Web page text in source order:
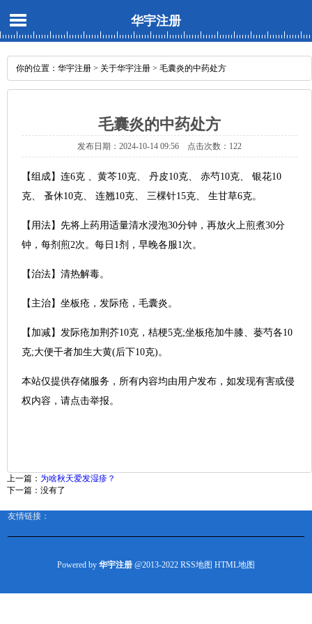
华宇注册
你的位置： 华宇注册 > 关于华宇注册 > 毛囊炎的中药处方
毛囊炎的中药处方
发布日期：2024-10-14 09:56 点击次数：122
【组成】连6克 、黄芩10克、 丹皮10克、 赤芍10克、 银花10
克、 蚤休10克、 连翘10克、 三棵针15克、 生甘草6克。
【用法】先将上药用适量清水浸泡30分钟，再放火上煎煮30分
钟，每剂煎2次。每日1剂，早晚各服1次。
【治法】清热解毒。
【主治】坐板疮，发际疮，毛囊炎。
【加减】发际疮加荆芥10克，桔梗5克;坐板疮加牛膝、蒌芍各10
克;大便干者加生大黄(后下10克)。
本站仅提供存储服务，所有内容均由用户发布，如发现有害或侵
权内容，请点击举报。
上一篇： 为啥秋天爱发湿疹？
下一篇：没有了
友情链接：
Powered by 华宇注册 @2013-2022 RSS地图 HTML地图